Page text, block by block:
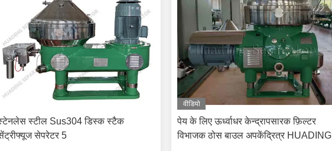
स्टील Sus304 डिस्क स्टैक
सेपरेटर 5
वीडियो
पेय के लिए ऊर्ध्वाधर केन्द्रापसारक फ़िल्टर
विभाजक ठोस बाउल अपकेंद्रित्र HUADING